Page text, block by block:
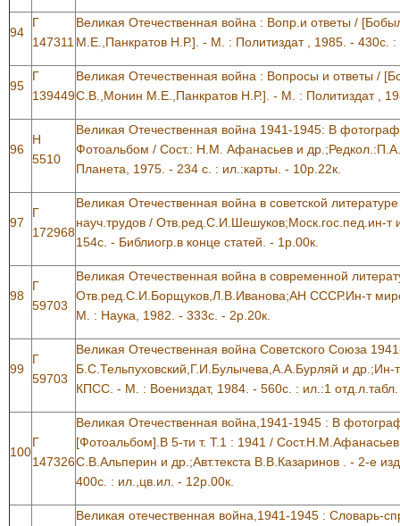
94
Г
147311
Великая Отечественная война : Вопр.и ответы /
М.Е.,Панкратов Н.Р.]. - М. : Политиздат , 1985. - 430с. :
95
Г
139449
Великая Отечественная война : Вопросы и ответы /
С.В.,Монин М.Е.,Панкратов Н.Р.]. - М. : Политиздат ,
96
Н
5510
Великая Отечественная война 1941-1945: В
Фотоальбом / Сост.: Н.М. Афанасьев и
Планета, 1975. - 234 с. : ил.:карты. - 10р.22к.
97
Г
172968
Великая Отечественная война в советской
науч.трудов / Отв.ред.С.И.Шешуков;Моск.гос.пед.ин-
154с. - Библиогр.в конце статей. - 1р.00к.
98
Г
59703
Великая Отечественная война в современной
Отв.ред.С.И.Борщуков,Л.В.Иванова;АН СССР.Ин-т
М. : Наука, 1982. - 333с. - 2р.20к.
99
Г
59703
Великая Отечественная война Советского Союза
Б.С.Тельпуховский,Г.И.Булычева,А.А.Бурляй и
КПСС. - М. : Воениздат, 1984. - 560с. : ил.:1
100
Г
147326
Великая Отечественная война,1941-1945 : В
[Фотоальбом].В 5-ти т. Т.1 : 1941 /
С.В.Альперин и др.;Авт.текста В.В.Казаринов . - 2-е
400с. : ил.,цв.ил. - 12р.00к.
Великая отечественная война,1941-1945 : Словарь-